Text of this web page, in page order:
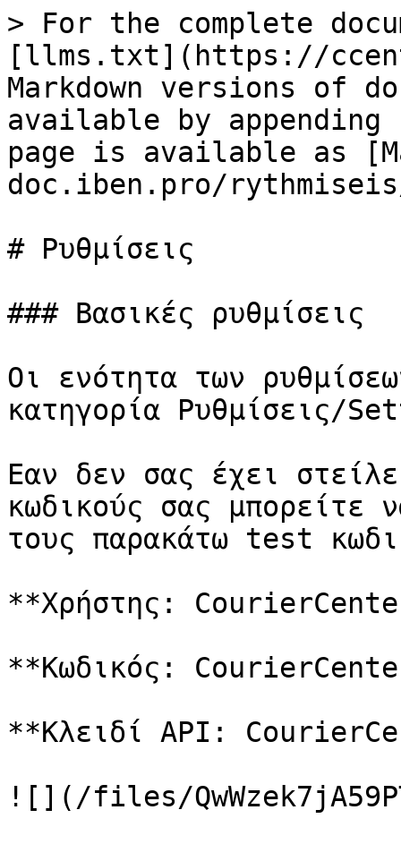
> For the complete
[llms.txt](https://
Markdown versions of
available by
page is available as
doc.iben.pro/
# Ρυθμίσεις
### Βασικές ρυθμίσεις
Οι ενότητα των
κατηγορία Ρυθμίσεις/
Εαν δεν σας έχει
κωδικούς σας μπορείτε
τους παρακάτω test
**Χρήστης:
**Κωδικός:
**Κλειδί API:
![](/files/